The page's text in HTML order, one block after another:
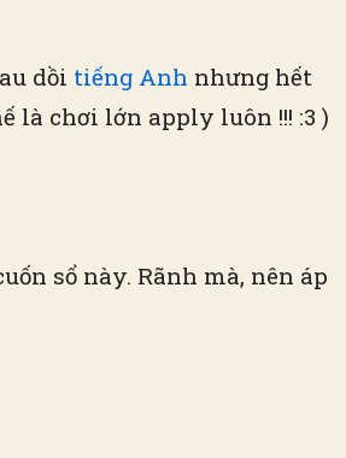
dồi tiếng Anh nhưng hết
là chơi lớn apply luôn !!! :3 )
sổ này. Rãnh mà, nên áp